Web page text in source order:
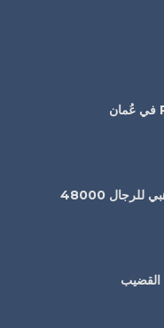
48000
القضيب